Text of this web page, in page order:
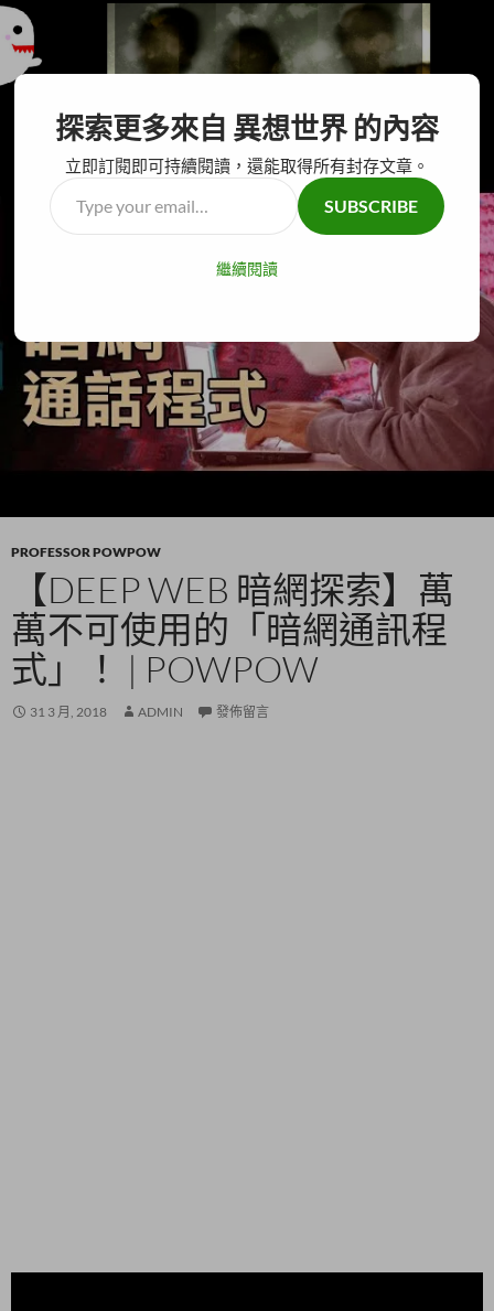
異想世界
PROFESSOR POWPOW
【DEEP WEB 暗網探索】萬
萬不可使用的「暗網通訊程
式」！ | POWPOW
31 3 月, 2018 ADMIN 發佈留言
探索更多來自 異想世界 的內容
立即訂閱即可持續閱讀，還能取得所有封存文章。
Type
your
SUBSCRIBE
繼續閱讀